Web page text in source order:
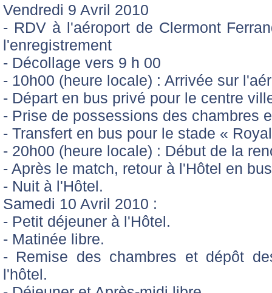
Vendredi 9 Avril 2010
- RDV à l'aéroport de Clermont
l'enregistrement
- Décollage vers 9 h 00
- 10h00 (heure locale) : Arrivée sur
- Départ en bus privé pour le centre
- Prise de possessions des chambres
- Transfert en bus pour le stade «
- 20h00 (heure locale) : Début de la
- Après le match, retour à l'Hôtel en
- Nuit à l'Hôtel.
Samedi 10 Avril 2010 :
- Petit déjeuner à l'Hôtel.
- Matinée libre.
- Remise des chambres et dépôt
l'hôtel.